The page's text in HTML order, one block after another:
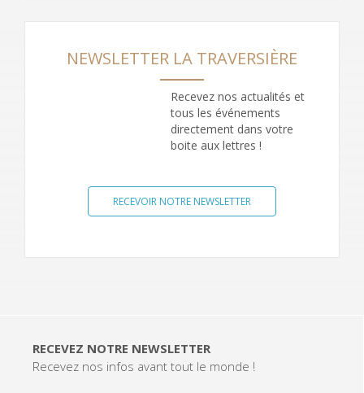
NEWSLETTER LA TRAVERSIÈRE
Recevez nos actualités et
tous les événements
directement dans votre
boite aux lettres !
RECEVOIR NOTRE NEWSLETTER
RECEVEZ NOTRE NEWSLETTER
Recevez nos infos avant tout le monde !